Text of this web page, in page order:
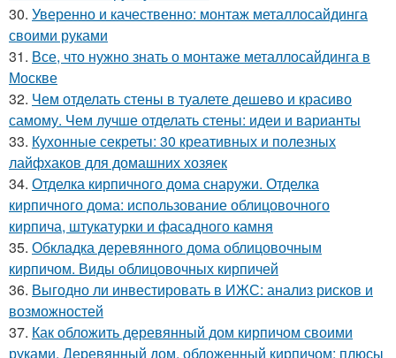
30. Уверенно и качественно: монтаж металлосайдинга
своими руками
31. Все, что нужно знать о монтаже металлосайдинга в
Москве
32. Чем отделать стены в туалете дешево и красиво
самому. Чем лучше отделать стены: идеи и варианты
33. Кухонные секреты: 30 креативных и полезных
лайфхаков для домашних хозяек
34. Отделка кирпичного дома снаружи. Отделка
кирпичного дома: использование облицовочного
кирпича, штукатурки и фасадного камня
35. Обкладка деревянного дома облицовочным
кирпичом. Виды облицовочных кирпичей
36. Выгодно ли инвестировать в ИЖС: анализ рисков и
возможностей
37. Как обложить деревянный дом кирпичом своими
руками. Деревянный дом, обложенный кирпичом: плюсы